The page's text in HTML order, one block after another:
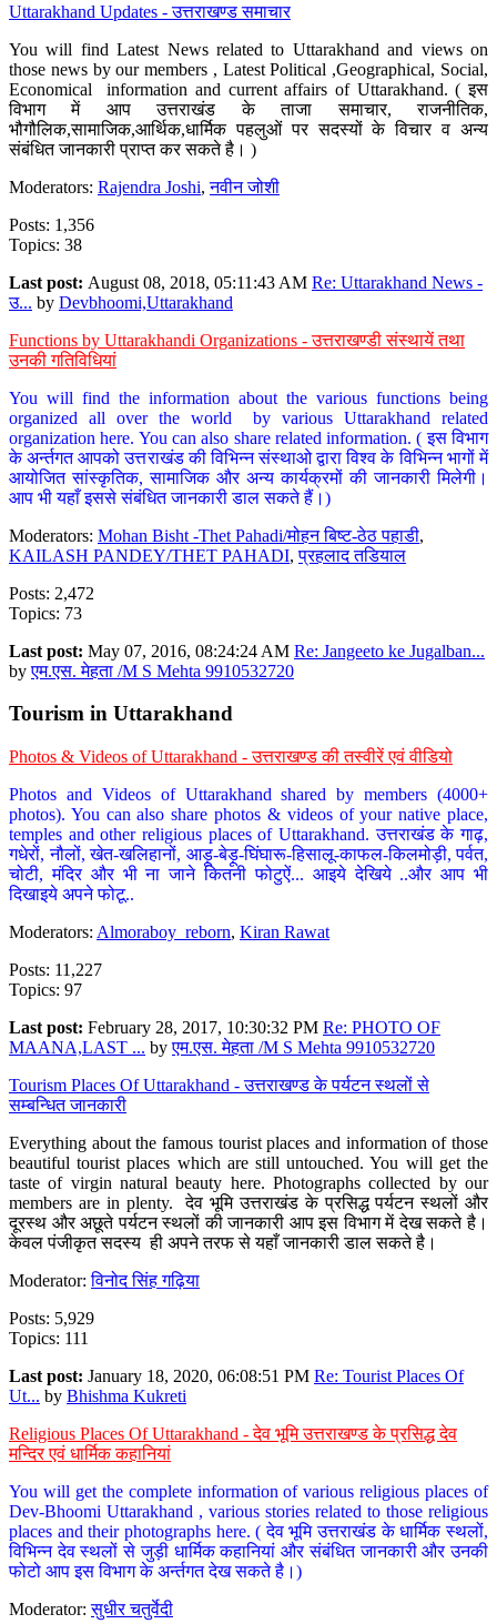
Uttarakhand Updates - उत्तराखण्ड समाचार
You will find Latest News related to Uttarakhand and views on
those news by our members , Latest Political ,Geographical, Social,
Economical information and current affairs of Uttarakhand. ( इस
विभाग में आप उत्तराखंड के ताजा समाचार, राजनीतिक,
भौगौलिक,सामाजिक,आर्थिक,धार्मिक पहलुओं पर सदस्यों के विचार व अन्य
संबंधित जानकारी प्राप्त कर सकते है। )
Moderators: Rajendra Joshi,नवीन जोशी
Posts: 1,356
Topics: 38
Last post: August 08, 2018, 05:11:43 AM Re: Uttarakhand News -
उ... by Devbhoomi,Uttarakhand
Functions by Uttarakhandi Organizations - उत्तराखण्डी संस्थायें तथा
उनकी गतिविधियां
You will find the information about the various functions being
organized all over the world by various Uttarakhand related
organization here. You can also share related information. ( इस विभाग
के अर्न्तगत आपको उत्तराखंड की विभिन्न संस्थाओ द्वारा विश्व के विभिन्न भागों में
आयोजित सांस्कृतिक, सामाजिक और अन्य कार्यक्रमों की जानकारी मिलेगी।
आप भी यहाँ इससे संबंधित जानकारी डाल सकते हैं।)
Moderators: Mohan Bisht -Thet Pahadi/मोहन बिष्ट-ठेठ पहाडी,
KAILASH PANDEY/THET PAHADI,प्रहलाद तडियाल
Posts: 2,472
Topics: 73
Last post: May 07, 2016, 08:24:24 AM Re: Jangeeto ke Jugalban...
byएम.एस. मेहता /M S Mehta 9910532720
Tourism in Uttarakhand
Photos & Videos of Uttarakhand - उत्तराखण्ड की तस्वीरें एवं वीडियो
Photos and Videos of Uttarakhand shared by members (4000+
photos). You can also share photos & videos of your native place,
temples and other religious places of Uttarakhand. उत्तराखंड के गाढ़,
गधेरों, नौलों, खेत-खलिहानों, आड़ू-बेड़ू-घिंघारू-हिसालू-काफल-किलमोड़ी, पर्वत,
चोटी, मंदिर और भी ना जाने कितनी फोटुऐं... आइये देखिये ..और आप भी
दिखाइये अपने फोटू..
Moderators: Almoraboy_reborn, Kiran Rawat
Posts: 11,227
Topics: 97
Last post: February 28, 2017, 10:30:32 PM Re: PHOTO OF
MAANA,LAST ... byएम.एस. मेहता /M S Mehta 9910532720
Tourism Places Of Uttarakhand - उत्तराखण्ड के पर्यटन स्थलों से
सम्बन्धित जानकारी
Everything about the famous tourist places and information of those
beautiful tourist places which are still untouched. You will get the
taste of virgin natural beauty here. Photographs collected by our
members are in plenty. देव भूमि उत्तराखंड के प्रसिद्ध पर्यटन स्थलों और
दूरस्थ और अछूते पर्यटन स्थलों की जानकारी आप इस विभाग में देख सकते है।
केवल पंजीकृत सदस्य ही अपने तरफ से यहाँ जानकारी डाल सकते है।
Moderator:विनोद सिंह गढ़िया
Posts: 5,929
Topics: 111
Last post: January 18, 2020, 06:08:51 PM Re: Tourist Places Of
Ut... by Bhishma Kukreti
Religious Places Of Uttarakhand - देव भूमि उत्तराखण्ड के प्रसिद्ध देव
मन्दिर एवं धार्मिक कहानियां
You will get the complete information of various religious places of
Dev-Bhoomi Uttarakhand , various stories related to those religious
places and their photographs here. ( देव भूमि उत्तराखंड के धार्मिक स्थलों,
विभिन्न देव स्थलों से जुड़ी धार्मिक कहानियां और संबंधित जानकारी और उनकी
फोटो आप इस विभाग के अर्न्तगत देख सकते है।)
Moderator:सुधीर चतुर्वेदी